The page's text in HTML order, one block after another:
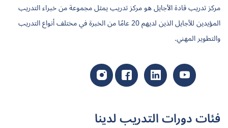
مركز تدريب قادة الأجايل هو مركز تدريب يمثل مجموعة من خبراء التدريب
المؤيدين للأجايل الذين لديهم 20 عامًا من الخبرة في مختلف أنواع التدريب
والتطوير المهني.
فئات دورات التدريب لدينا